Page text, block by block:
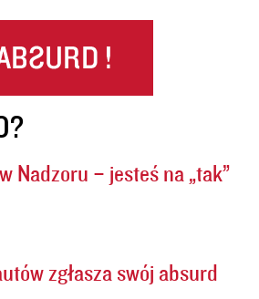
Nadzoru – jesteś na „tak”
zgłasza swój absurd